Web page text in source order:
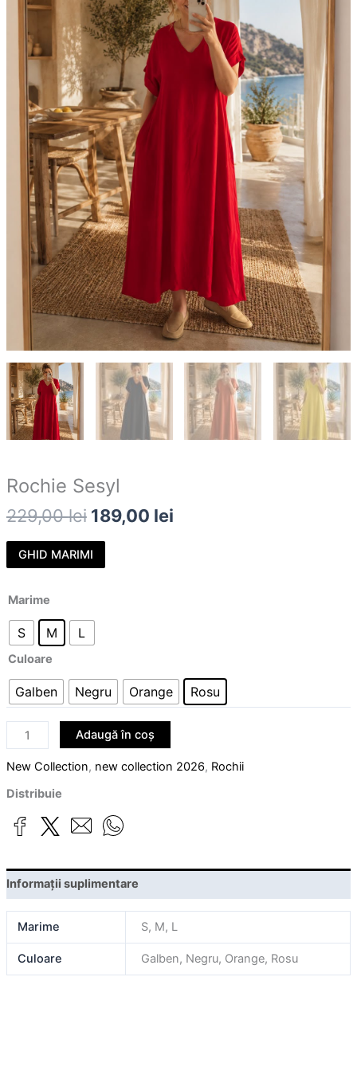
Rochie Sesyl
229,00lei 189,00 lei
GHID MARIMI
Marime
S M L
Culoare
Galben Negru Orange Rosu
Adaugă în coș
New Collection, new collection 2026, Rochii
Distribuie
Informații suplimentare
Marime S, M, L
Culoare Galben, Negru, Orange, Rosu